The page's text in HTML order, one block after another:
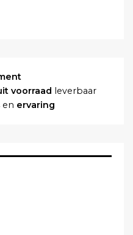
voorraad
leverbaar
en ervaring